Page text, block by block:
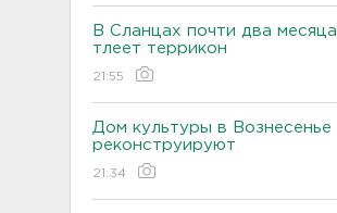
В Сланцах почти два месяца
тлеет террикон
21:55
Дом культуры в Вознесенье
реконструируют
21:34